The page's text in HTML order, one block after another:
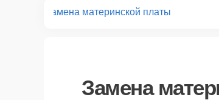
Замена материнской платы
Замена